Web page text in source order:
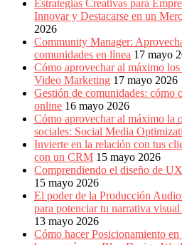
Estrategias Creativas para
Innovar y Destacarse en un
2026
Community Manager:
comunidades en línea 17 mayo
Cómo aprovechar al máximo
Video Marketing 17 mayo 2026
Gestión de comunidades: cómo
online 16 mayo 2026
Cómo aprovechar al máximo la
sociales: Social Media
Invierte en la relación con tus
con un CRM 15 mayo 2026
Comprendiendo el diseño de
15 mayo 2026
El poder de la Producción
para potenciar tu narrativa
13 mayo 2026
Cómo hacer Posicionamiento